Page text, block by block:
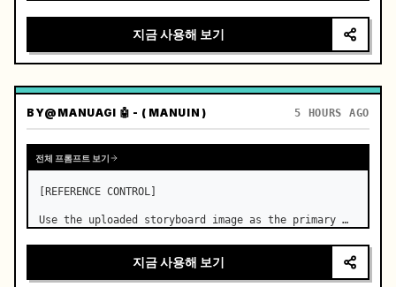
지금 사용해 보기
BY@MANUAGI 🤖 - ( MANUIN ) 5 HOURS AGO
전체 프롬프트 보기
[REFERENCE CONTROL]
Use the uploaded storyboard image as the primary
design, costume design, environment, emotional
progression, and shot order.
지금 사용해 보기